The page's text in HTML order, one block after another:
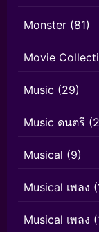
Monster (81)
Movie
Music (29)
Music ดนตรี
Musical (9)
Musical เพลง
Musical เพลง